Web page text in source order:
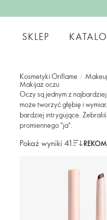
SKLEP
Kosmetyki Oriflame /
Makijaż oczu
Oczy są jednym z
może tworzyć głębię i
bardziej intrygujące.
promiennego "ja".
Pokaż wyniki 41